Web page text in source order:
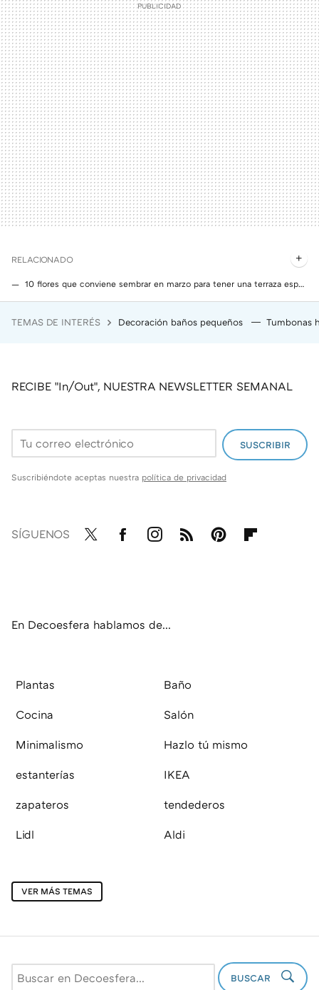
RELACIONADO
10 flores que conviene sembrar en marzo para tener una terraza espectacular en primavera
TEMAS DE INTERÉS Decoración baños pequeños Tumbonas
RECIBE "In/Out", NUESTRA NEWSLETTER SEMANAL
SUSCRIBIR
Suscribiéndote aceptas nuestra política de privacidad
SÍGUENOS
En Decoesfera hablamos de...
Plantas Baño
Cocina Salón
Minimalismo Hazlo tú mismo
estanterías IKEA
zapateros tendederos
Lidl Aldi
VER MÁS TEMAS
BUSCAR